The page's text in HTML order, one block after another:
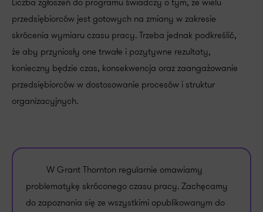
przedsiębiorców jest gotowych na zmiany w zakresie
skrócenia wymiaru czasu pracy. Trzeba jednak podkreślić,
że aby przyniosły one trwałe i pozytywne rezultaty,
konieczny będzie czas, konsekwencja oraz zaangażowanie
przedsiębiorców w dostosowanie procesów i struktur
organizacyjnych.
W Grant Thornton regularnie omawiamy
problematykę skróconego czasu pracy. Zachęcamy
do zapoznania się ze wszystkimi opublikowanym do